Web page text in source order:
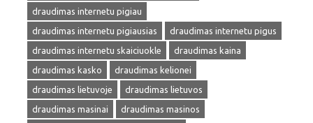
draudimas internetu pigiau
draudimas internetu pigiausias
draudimas internetu pigus
draudimas internetu skaiciuokle
draudimas kaina
draudimas kasko
draudimas kelionei
draudimas lietuvoje
draudimas lietuvos
draudimas masinai
draudimas masinos